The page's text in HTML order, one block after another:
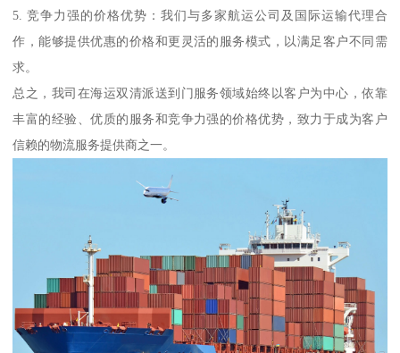
5. 竞争力强的价格优势：我们与多家航运公司及国际运输代理合
作，能够提供优惠的价格和更灵活的服务模式，以满足客户不同需
求。
总之，我司在海运双清派送到门服务领域始终以客户为中心，依靠
丰富的经验、优质的服务和竞争力强的价格优势，致力于成为客户
信赖的物流服务提供商之一。